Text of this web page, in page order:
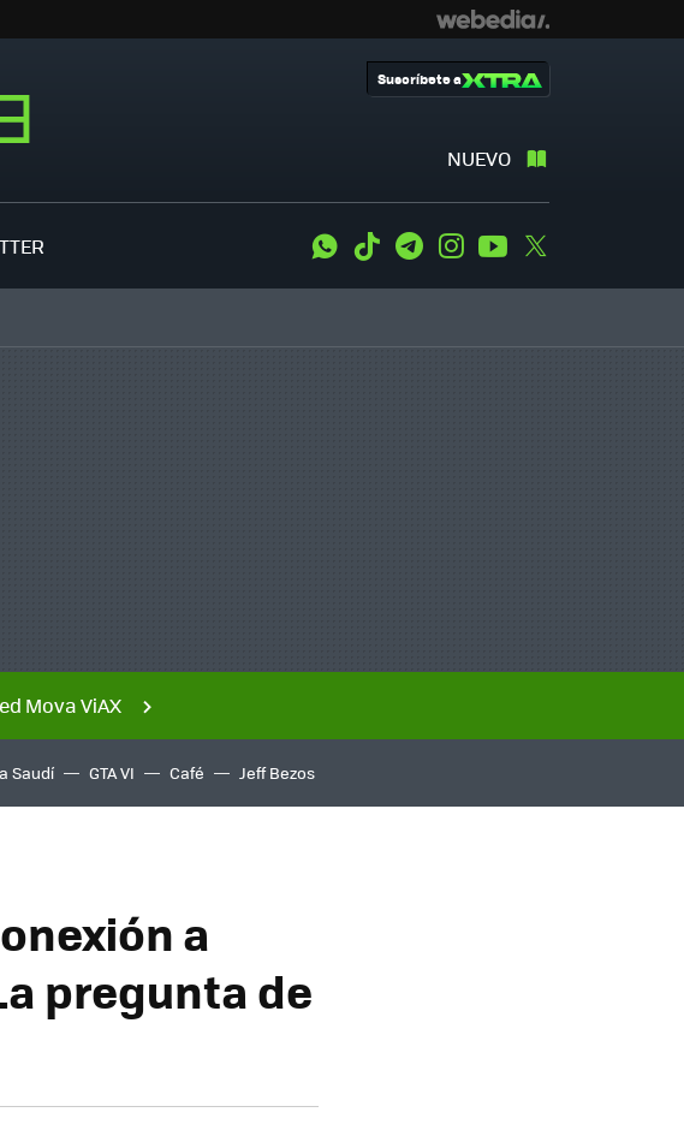
NUEVO
Suscríbete a
WhatsApp
Tiktok TelegramInstagramYoutube
Mova ViAX
Saudí GTA VI Café Jeff Bezos
a
pregunta de